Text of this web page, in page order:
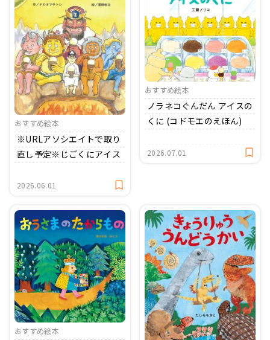
おすすめ絵本
※URLアソシエイトで取り
直し予定※じごくにアイス
2026.06.01
おすすめ絵本
ノラネコぐんだん アイスの
くに (コドモエのえほん)
2026.07.01
おすすめ絵本